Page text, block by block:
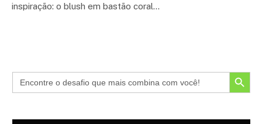
inspiração: o blush em bastão coral…
SEARCH BUTTON